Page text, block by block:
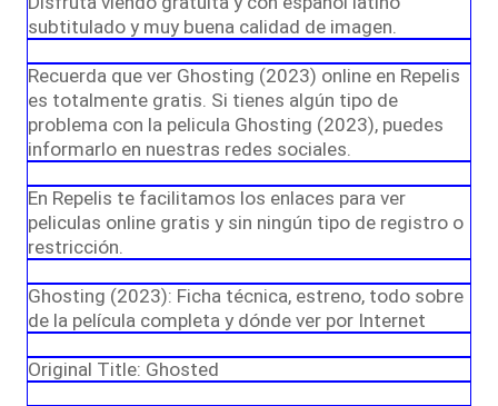
subtitulado y muy buena calidad de imagen.
Recuerda que ver Ghosting (2023) online en Repelis
es totalmente gratis. Si tienes algún tipo de
problema con la pelicula Ghosting (2023), puedes
informarlo en nuestras redes sociales.
En Repelis te facilitamos los enlaces para ver
peliculas online gratis y sin ningún tipo de registro o
restricción.
Ghosting (2023): Ficha técnica, estreno, todo sobre
de la película completa y dónde ver por Internet
Original Title: Ghosted